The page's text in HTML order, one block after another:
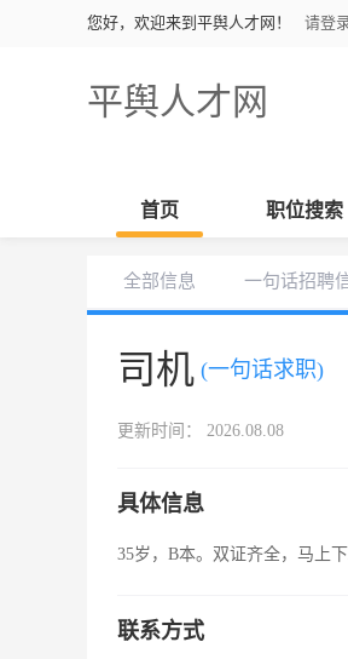
您好，欢迎来到平舆人才网！ 请登
平舆人才网
首页 职位搜索
全部信息 一句话招聘
司机 (一句话求职)
更新时间： 2026.08.08
具体信息
35岁，B本。双证齐全，马上
联系方式